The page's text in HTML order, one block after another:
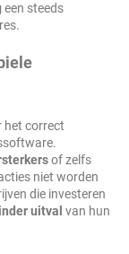
een steeds
het correct
of zelfs
niet worden
die investeren
uitval van hun